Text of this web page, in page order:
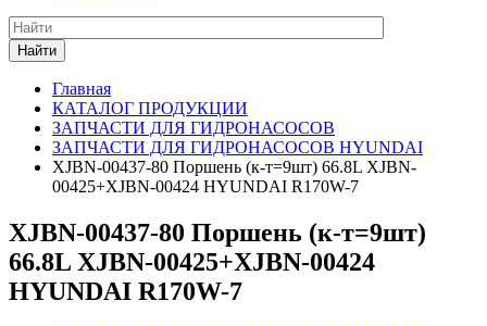
Найти
Главная
КАТАЛОГ ПРОДУКЦИИ
ЗАПЧАСТИ ДЛЯ ГИДРОНАСОСОВ
ЗАПЧАСТИ ДЛЯ ГИДРОНАСОСОВ HYUNDAI
XJBN-00437-80 Поршень (к-т=9шт) 66.8L XJBN-
00425+XJBN-00424 HYUNDAI R170W-7
XJBN-00437-80 Поршень (к-т=9шт)
66.8L XJBN-00425+XJBN-00424
HYUNDAI R170W-7